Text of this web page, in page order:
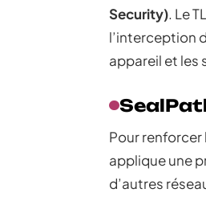
Security). Le
l’interception
appareil et les
Pour
applique une
d’autres